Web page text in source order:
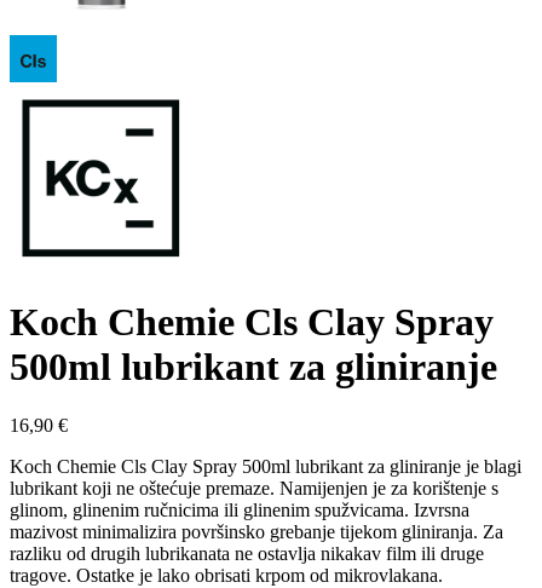
Koch Chemie Cls Clay Spray
500ml lubrikant za gliniranje
16,90 €
Koch Chemie Cls Clay Spray 500ml lubrikant za gliniranje je blagi
lubrikant koji ne oštećuje premaze. Namijenjen je za korištenje s
glinom, glinenim ručnicima ili glinenim spužvicama. Izvrsna
mazivost minimalizira površinsko grebanje tijekom gliniranja. Za
razliku od drugih lubrikanata ne ostavlja nikakav film ili druge
tragove. Ostatke je lako obrisati krpom od mikrovlakana.